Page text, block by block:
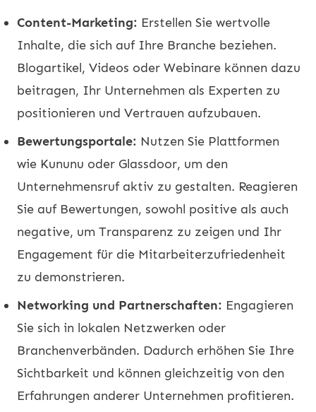
Content-Marketing: Erstellen Sie wertvolle
Inhalte, die sich auf Ihre Branche beziehen.
Blogartikel, Videos oder Webinare können dazu
beitragen, Ihr Unternehmen als Experten zu
positionieren und Vertrauen aufzubauen.
Bewertungsportale: Nutzen Sie Plattformen
wie Kununu oder Glassdoor, um den
Unternehmensruf aktiv zu gestalten. Reagieren
Sie auf Bewertungen, sowohl positive als auch
negative, um Transparenz zu zeigen und Ihr
Engagement für die Mitarbeiterzufriedenheit
zu demonstrieren.
Networking und Partnerschaften: Engagieren
Sie sich in lokalen Netzwerken oder
Branchenverbänden. Dadurch erhöhen Sie Ihre
Sichtbarkeit und können gleichzeitig von den
Erfahrungen anderer Unternehmen profitieren.